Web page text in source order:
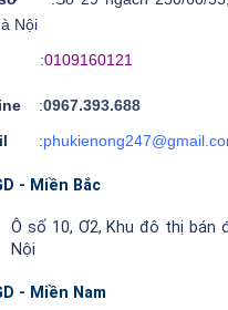
Nội
:0109160121
:0967.393.688
:
- Miền Bắc
Ô số 10, Ơ2, Khu đô thị bán
Nội
- Miền Nam